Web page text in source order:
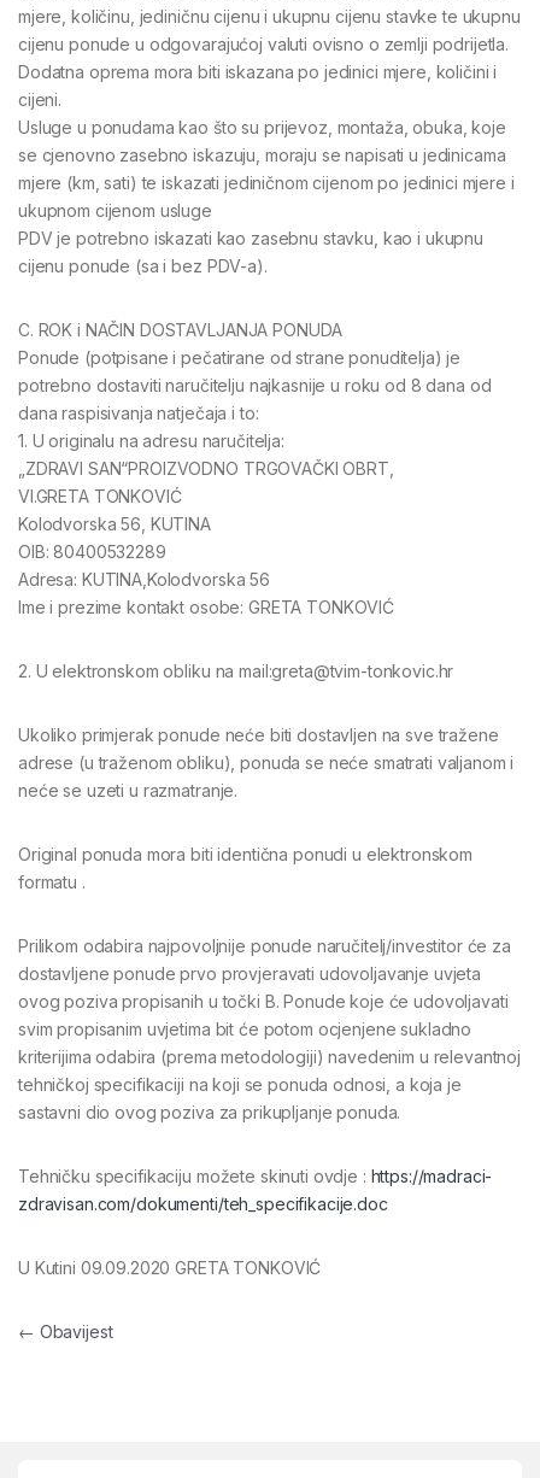
mjere, količinu, jediničnu cijenu i ukupnu cijenu stavke te ukupnu
cijenu ponude u odgovarajućoj valuti ovisno o zemlji podrijetla.
Dodatna oprema mora biti iskazana po jedinici mjere, količini i
cijeni.
Usluge u ponudama kao što su prijevoz, montaža, obuka, koje
se cjenovno zasebno iskazuju, moraju se napisati u jedinicama
mjere (km, sati) te iskazati jediničnom cijenom po jedinici mjere i
ukupnom cijenom usluge
PDV je potrebno iskazati kao zasebnu stavku, kao i ukupnu
cijenu ponude (sa i bez PDV-a).
C. ROK i NAČIN DOSTAVLJANJA PONUDA
Ponude (potpisane i pečatirane od strane ponuditelja) je
potrebno dostaviti naručitelju najkasnije u roku od 8 dana od
dana raspisivanja natječaja i to:
1. U originalu na adresu naručitelja:
„ZDRAVI SAN“PROIZVODNO TRGOVAČKI OBRT,
Vl.GRETA TONKOVIĆ
Kolodvorska 56, KUTINA
OIB: 80400532289
Adresa: KUTINA,Kolodvorska 56
Ime i prezime kontakt osobe: GRETA TONKOVIĆ
2. U elektronskom obliku na mail:greta@tvim-tonkovic.hr
Ukoliko primjerak ponude neće biti dostavljen na sve tražene
adrese (u traženom obliku), ponuda se neće smatrati valjanom i
neće se uzeti u razmatranje.
Original ponuda mora biti identična ponudi u elektronskom
formatu .
Prilikom odabira najpovoljnije ponude naručitelj/investitor će za
dostavljene ponude prvo provjeravati udovoljavanje uvjeta
ovog poziva propisanih u točki B. Ponude koje će udovoljavati
svim propisanim uvjetima bit će potom ocjenjene sukladno
kriterijima odabira (prema metodologiji) navedenim u relevantnoj
tehničkoj specifikaciji na koji se ponuda odnosi, a koja je
sastavni dio ovog poziva za prikupljanje ponuda.
Tehničku specifikaciju možete skinuti ovdje : https://madraci-
zdravisan.com/dokumenti/teh_specifikacije.doc
U Kutini 09.09.2020 GRETA TONKOVIĆ
Navigacija objava
← Obavijest